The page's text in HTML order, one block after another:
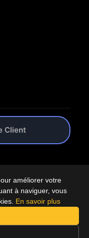
améliorer votre
à naviguer, vous
En savoir plus
Client
réservés.